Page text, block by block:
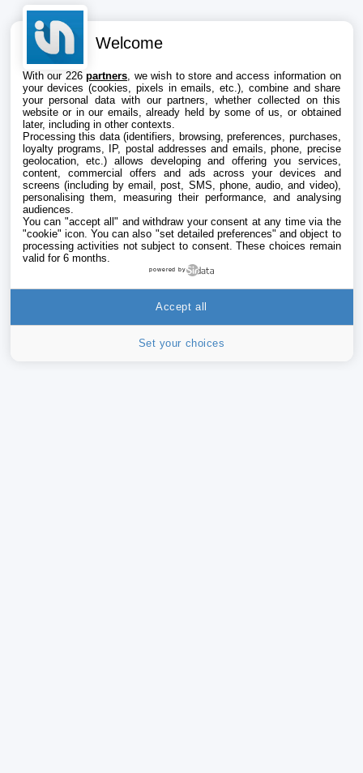
Welcome
With our 226partners , we wish to store and access information on
your devices (cookies, pixels in emails, etc.), combine and share
your personal data with our partners, whether collected on this
website or in our emails, already held by some of us, or obtained
later, including in other contexts.
Processing this data (identifiers, browsing, preferences, purchases,
loyalty programs, IP, postal addresses and emails, phone, precise
geolocation, etc.) allows developing and offering you services,
content, commercial offers and ads across your devices and
screens (including by email, post, SMS, phone, audio, and video),
personalising them, measuring their performance, and analysing
audiences.
You can "accept all" and withdraw your consent at any time via the
"cookie" icon. You can also "set detailed preferences" and object to
processing activities not subject to consent. These choices remain
valid for 6 months.
powered by
Set your choices
Accept all